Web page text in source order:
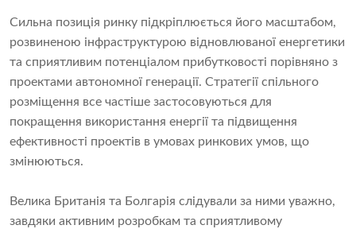
Сильна позиція ринку підкріплюється його масштабом,
розвиненою інфраструктурою відновлюваної енергетики
та сприятливим потенціалом прибутковості порівняно з
проектами автономної генерації. Стратегії спільного
розміщення все частіше застосовуються для
покращення використання енергії та підвищення
ефективності проектів в умовах ринкових умов, що
змінюються.
Велика Британія та Болгарія слідували за ними уважно,
завдяки активним розробкам та сприятливому